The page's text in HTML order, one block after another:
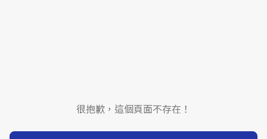
很抱歉，這個頁面不存在！